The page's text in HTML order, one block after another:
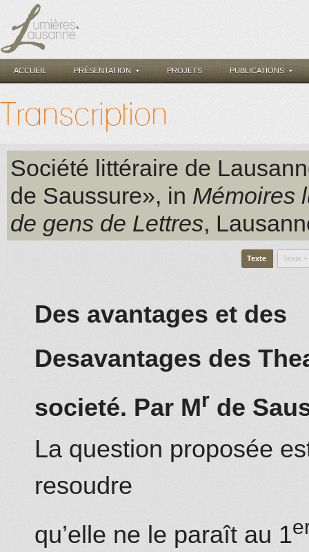
ACCUEIL PRÉSENTATION PROJETS PUBLICATIONS
Transcription
Société littéraire de
de Saussure», in Mémoires
de gens de Lettres,
Texte Texte
Des avantages et des
Desavantages des
societé. Par Mr de
La question proposée
resoudre
qu’elle ne le paraît au 1